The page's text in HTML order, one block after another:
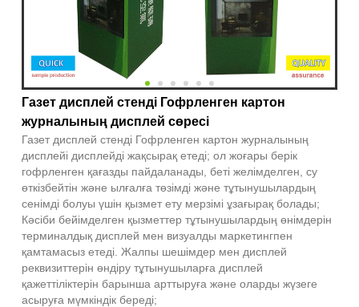
Газет дисплей стенді Гофрленген картон
журналының дисплей сөресі
Газет дисплей стенді Гофрленген картон журналының
дисплейі дисплейді жақсырақ етеді; ол жоғары берік
гофрленген қағазды пайдаланады, беті желімделген, су
өткізбейтін және ылғалға төзімді және тұтынушылардың
сенімді болуы үшін қызмет ету мерзімі ұзағырақ болады;
Кәсіби бейімделген қызметтер тұтынушылардың өнімдерін
терминалдық дисплей мен визуалды маркетингпен
қамтамасыз етеді. Жалпы шешімдер мен дисплей
реквизиттерін өндіру тұтынушыларға дисплей
қажеттіліктерін барынша арттыруға және оларды жүзеге
асыруға мүмкіндік береді;